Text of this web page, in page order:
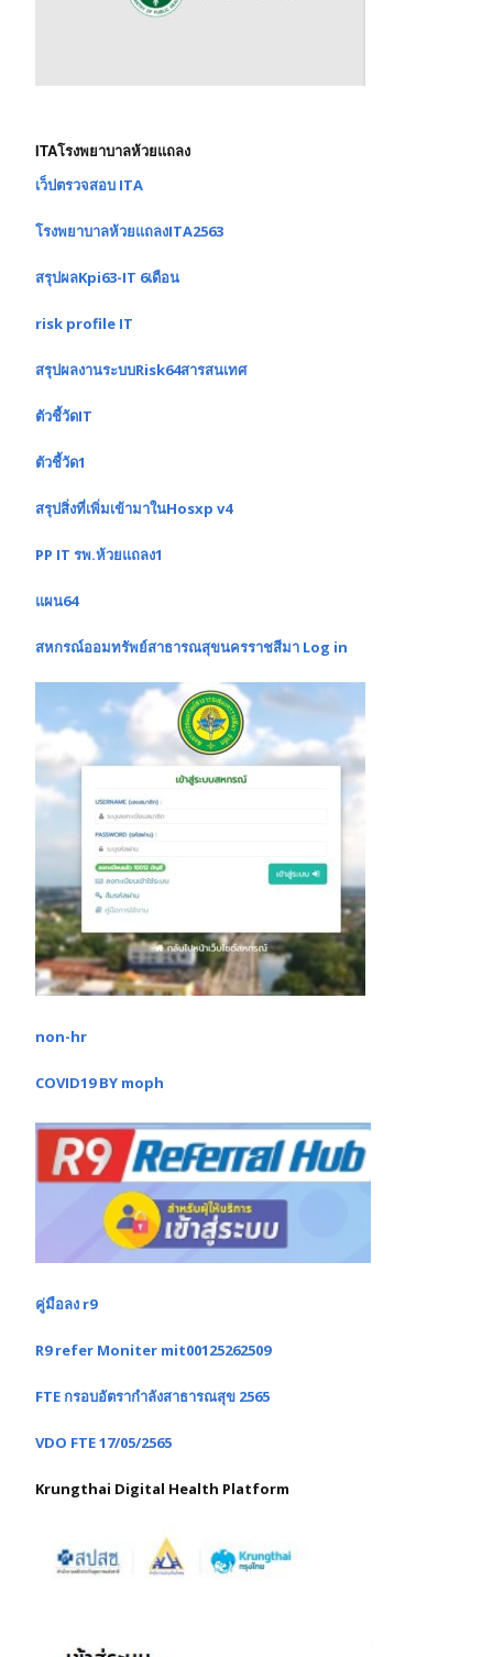
ITAโรงพยาบาลห้วยแถลง
เว็ปตรวจสอบ ITA
โรงพยาบาลห้วยแถลงITA2563
สรุปผลKpi63-IT 6เดือน
risk profile IT
สรุปผลงานระบบRisk64สารสนเทศ
ตัวชี้วัดIT
ตัวชี้วัด1
สรุปสิ่งที่เพิ่มเข้ามาในHosxp v4
PP IT รพ.ห้วยแถลง1
แผน64
สหกรณ์ออมทรัพย์สาธารณสุขนครราชสีมา Log in
non-hr
COVID19 BY moph
คู่มือลง r9
R9 refer Moniter mit00125262509
FTE กรอบอัตรากำลังสาธารณสุข 2565
VDO FTE 17/05/2565
Krungthai Digital Health Platform